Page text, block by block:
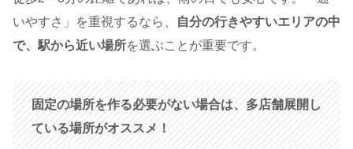
いやすさ」を重視するなら、
自分の行きやすいエリアの中
で、駅から近い場所を選ぶことが重要です。
固定の場所を作る必要がない場合は、多店舗展開し
ている場所がオススメ！